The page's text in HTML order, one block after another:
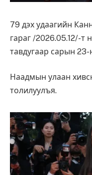
79 дэх удаагийн
гараг /2026.05.12/-т
тавдугаар сарын
Наадмын улаан
толилуулъя.